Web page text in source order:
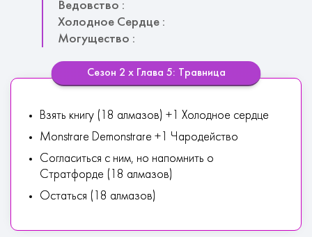
Ведовство :
Холодное Сердце :
Могущество :
Сезон 2 х Глава 5: Травница
Взять книгу (18 алмазов) +1 Холодное сердце
Monstrare Demonstrare +1 Чародейство
Согласиться с ним, но напомнить о
Стратфорде (18 алмазов)
Остаться (18 алмазов)